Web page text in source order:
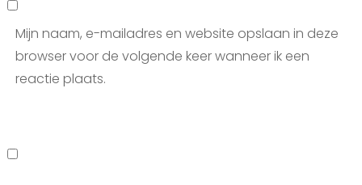
Mijn naam, e-mailadres en website opslaan in deze
browser voor de volgende keer wanneer ik een
reactie plaats.